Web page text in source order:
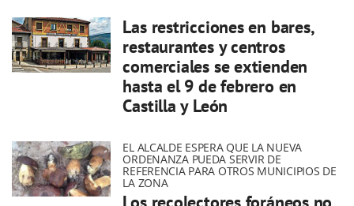
Las restricciones en bares,
restaurantes y centros
comerciales se extienden
hasta el 9 de febrero en
Castilla y León
EL ALCALDE ESPERA QUE LA NUEVA
ORDENANZA PUEDA SERVIR DE
REFERENCIA PARA OTROS MUNICIPIOS DE
LA ZONA